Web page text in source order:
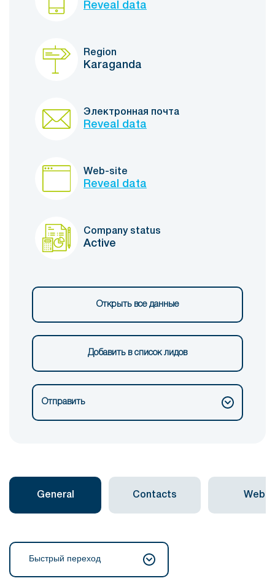
Reveal data
Region
Karaganda
Электронная почта
Reveal data
Web-site
Reveal data
Company status
Active
Открыть все данные
Добавить в список лидов
Отправить
General Contacts Web
Быстрый переход